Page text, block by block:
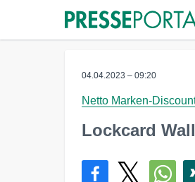
04.04.2023 – 09:20
Netto Marken-
Lockcard